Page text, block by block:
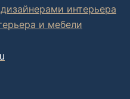
интерьера
и мебели